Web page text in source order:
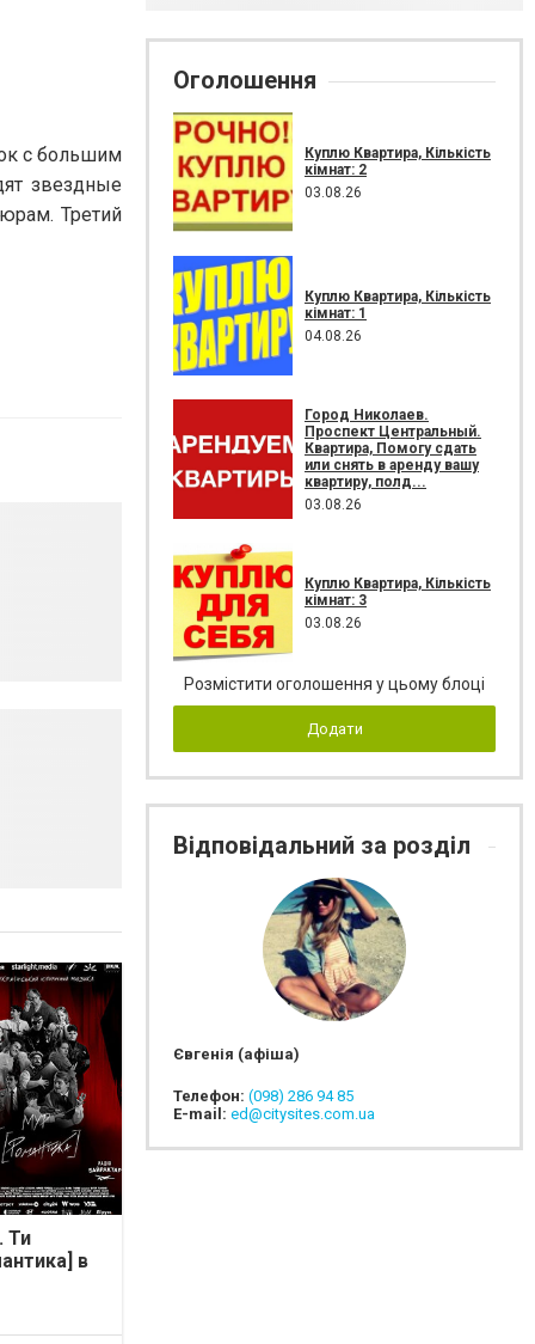
с большим
звездные
Третий
Ти
в
Оголошення
Куплю Квартира, Кількість
кімнат: 2
03.08.26
Куплю Квартира, Кількість
кімнат: 1
04.08.26
Город Николаев.
Проспект Центральный.
Квартира, Помогу сдать
или снять в аренду вашу
квартиру, полд...
03.08.26
Куплю Квартира, Кількість
кімнат: 3
03.08.26
Розмістити оголошення у цьому блоці
Додати
Відповідальний за розділ
Євгенія (афіша)
Телефон: (098) 286 94 85
E-mail: ed@citysites.com.ua